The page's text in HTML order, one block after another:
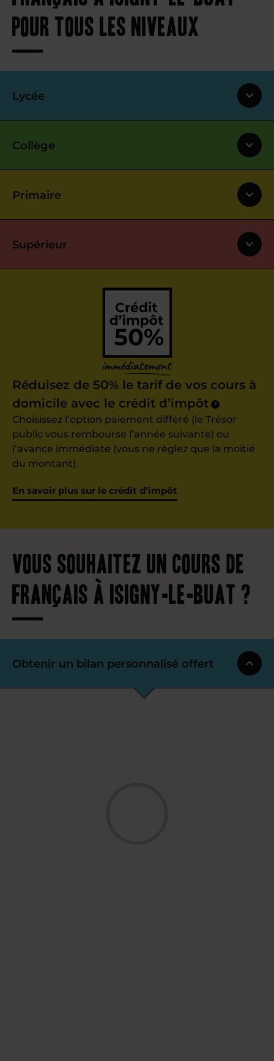
pour tous les niveaux
Lycée
Collège
Primaire
Supérieur
Réduisez de 50% le tarif de vos cours à
domicile avec le crédit d’impôt
?
Choisissez l’option paiement différé (le Trésor
public vous rembourse l’année suivante) ou
l’avance immédiate (vous ne règlez que la moitié
du montant).
En savoir plus sur le crédit d’impôt
Vous souhaitez un cours de
français à Isigny-le-Buat ?
Obtenir un bilan personnalisé offert